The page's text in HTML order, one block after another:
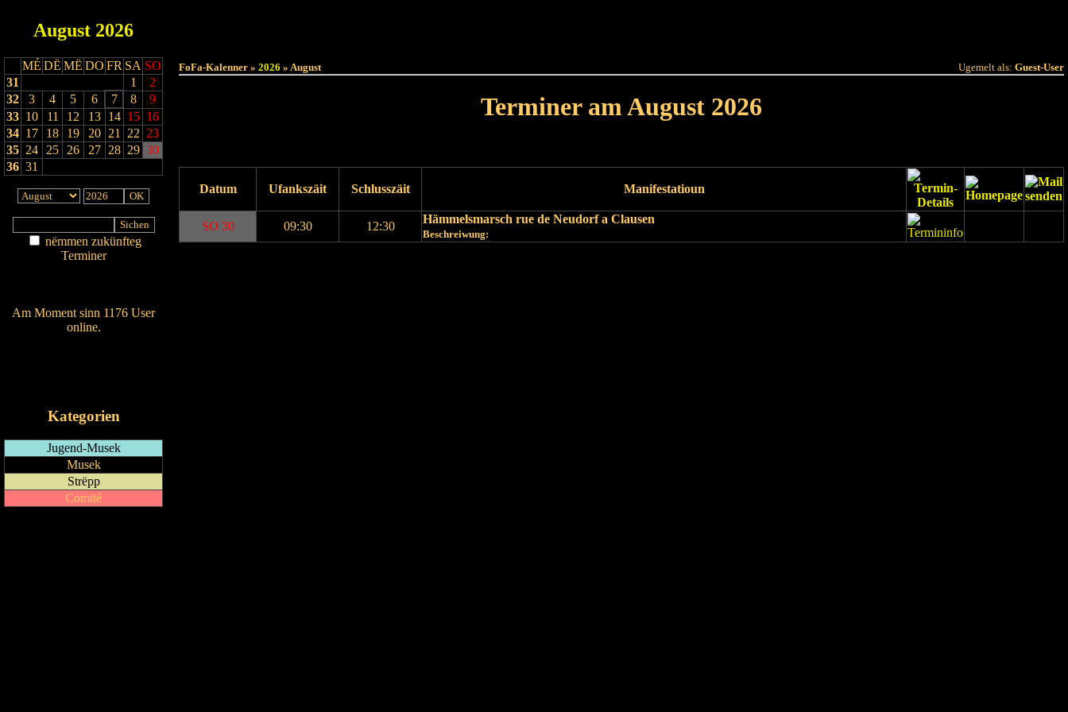
August 2026
MÉ DË MË DO FR SA SO
31
1
2
32
3 4 5 6 7 8
9
33 10 11 12 13 14 15 16
34 17 18 19 20 21 22 23
35 24 25 26 27 28 29 30
36 31
nëmmen zukünfteg
Terminer
Am Moment sinn 1176 User
online.
Kategorien
Jugend-Musek
Musek
Strëpp
Comité
FoFa-Kalenner » 2026 » August Ugemelt als: Guest-User
Terminer am August 2026
Datum Ufankszäit Schlusszäit Manifestatioun
SO 30 09:30 12:30
Hämmelsmarsch rue de Neudorf a Clausen
Beschreiwung: